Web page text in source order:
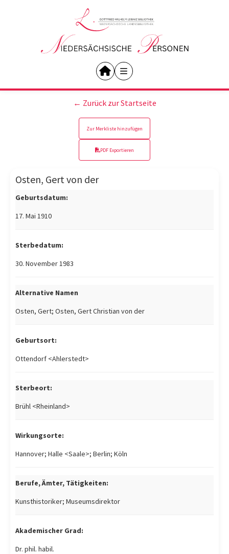
← Zurück zur Startseite
Zur Merkliste hinzufügen
PDF Exportieren
Osten, Gert von der
Geburtsdatum:
17. Mai 1910
Sterbedatum:
30. November 1983
Alternative Namen
Osten, Gert; Osten, Gert Christian von der
Geburtsort:
Ottendorf <Ahlerstedt>
Sterbeort:
Brühl <Rheinland>
Wirkungsorte:
Hannover; Halle <Saale>; Berlin; Köln
Berufe, Ämter, Tätigkeiten:
Kunsthistoriker; Museumsdirektor
Akademischer Grad:
Dr. phil. habil.